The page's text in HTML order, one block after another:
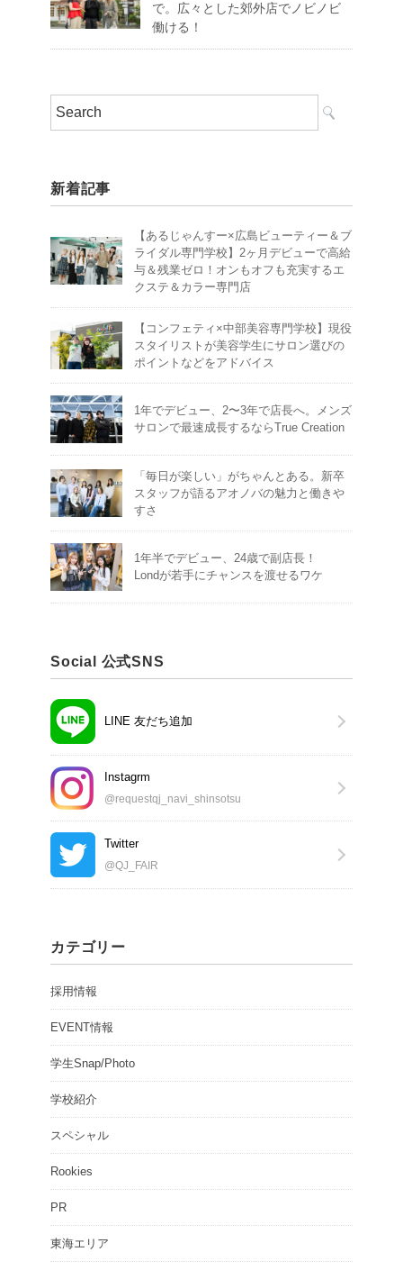
で。広々とした郊外店でノビノビ
働ける！
新着記事
【あるじゃんすー×広島ビューティー＆ブ
ライダル専門学校】2ヶ月デビューで高給
与＆残業ゼロ！オンもオフも充実するエ
クステ＆カラー専門店
【コンフェティ×中部美容専門学校】現役
スタイリストが美容学生にサロン選びの
ポイントなどをアドバイス
1年でデビュー、2〜3年で店長へ。メンズ
サロンで最速成長するならTrue Creation
「毎日が楽しい」がちゃんとある。新卒
スタッフが語るアオノバの魅力と働きや
すさ
1年半でデビュー、24歳で副店長！
Londが若手にチャンスを渡せるワケ
Social 公式SNS
LINE 友だち追加
Instagrm
@requestqj_navi_shinsotsu
Twitter
@QJ_FAIR
カテゴリー
採用情報
EVENT情報
学生Snap/Photo
学校紹介
スペシャル
Rookies
PR
東海エリア